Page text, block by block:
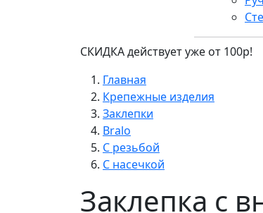
СКИДКА действует уже от 100р!
Главная
Крепежные изделия
Заклепки
Bralo
С резьбой
С насечкой
Заклепка с